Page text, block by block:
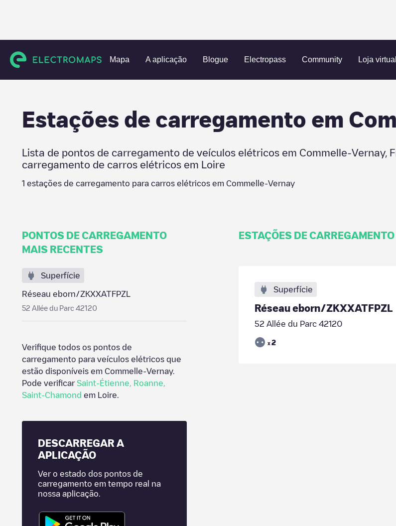
Mapa A aplicação Blogue Electropass Community Loja virtual
Charging stations França Loire Commelle-Vernay
Estações de carregamento em
Lista de pontos de carregamento de veículos elétricos em Commelle-Vernay,
carregamento de carros elétricos em
Loire
1 estações de carregamento para carros elétricos em Commelle-Vernay
PONTOS DE CARREGAMENTO
MAIS RECENTES
Superfície
Réseau eborn/ZKXXATFPZL
52 Allée du Parc 42120
Verifique todos os pontos de
carregamento para veículos elétricos que
estão disponíveis em Commelle-Vernay.
Pode verificar Saint-Étienne Roanne
Saint-Chamond em Loire
DESCARREGAR A
APLICAÇÃO
Ver o estado dos pontos de
carregamento em tempo real na
nossa aplicação.
ESTAÇÕES DE CARREGAMENTO
Superfície
Réseau eborn/ZKXXATFPZL
52 Allée du Parc 42120
x 2